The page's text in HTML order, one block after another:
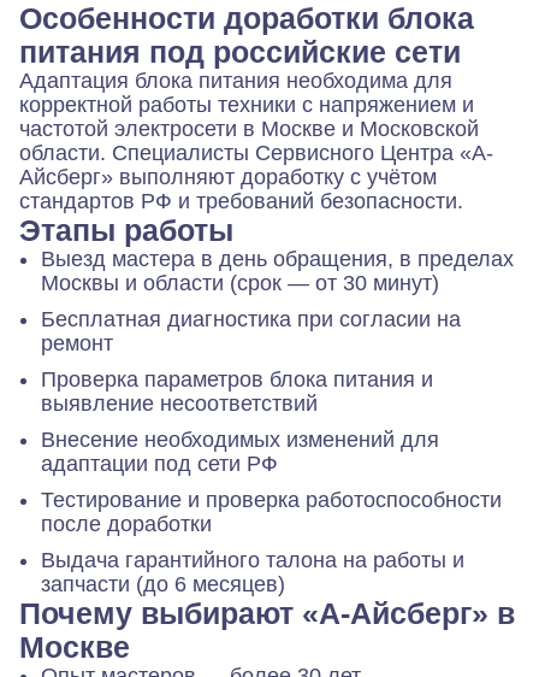
Особенности доработки блока
питания под российские сети
Адаптация блока питания необходима для
корректной работы техники с напряжением и
частотой электросети в Москве и Московской
области. Специалисты Сервисного Центра «А-
Айсберг» выполняют доработку с учётом
стандартов РФ и требований безопасности.
Этапы работы
Выезд мастера в день обращения, в пределах
Москвы и области (срок — от 30 минут)
Бесплатная диагностика при согласии на
ремонт
Проверка параметров блока питания и
выявление несоответствий
Внесение необходимых изменений для
адаптации под сети РФ
Тестирование и проверка работоспособности
после доработки
Выдача гарантийного талона на работы и
запчасти (до 6 месяцев)
Почему выбирают «А-Айсберг» в
Москве